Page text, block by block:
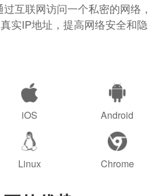
互联网访问一个私密的网络，
实IP地址，提高网络安全和隐
iOS Android
Linux Chrome